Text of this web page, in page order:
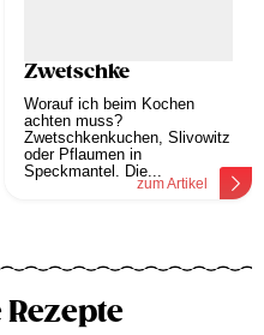
Zwetschke
Worauf ich beim Kochen
achten muss?
Zwetschkenkuchen, Slivowitz
oder Pflaumen in
Speckmantel. Die...
zum Artikel